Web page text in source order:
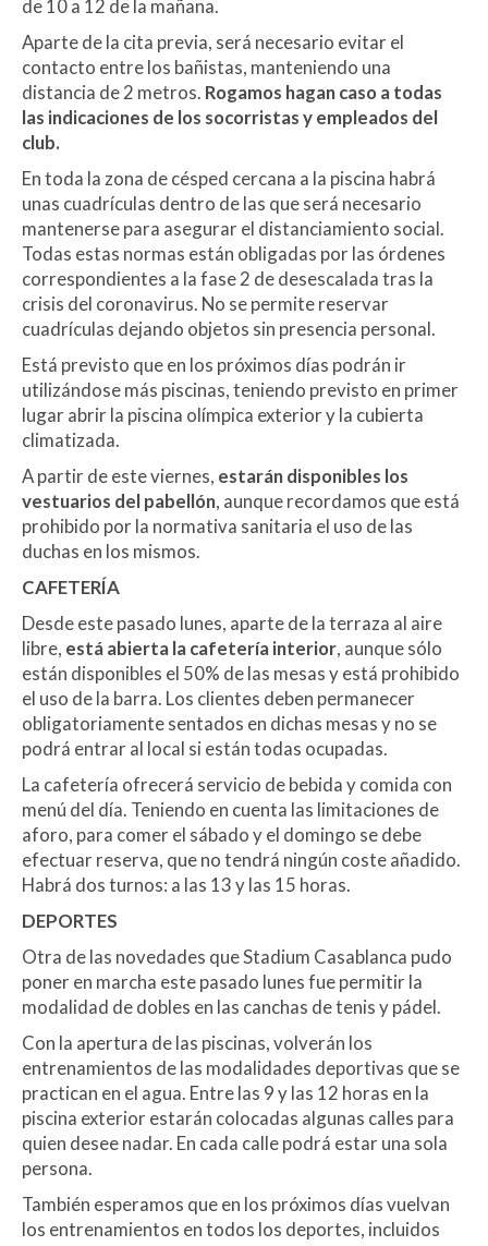
de 10 a 12 de la mañana.
Aparte de la cita previa, será necesario evitar el
contacto entre los bañistas, manteniendo una
distancia de 2 metros. Rogamos hagan caso a todas
las indicaciones de los socorristas y empleados del
club.
En toda la zona de césped cercana a la piscina habrá
unas cuadrículas dentro de las que será necesario
mantenerse para asegurar el distanciamiento social.
Todas estas normas están obligadas por las órdenes
correspondientes a la fase 2 de desescalada tras la
crisis del coronavirus. No se permite reservar
cuadrículas dejando objetos sin presencia personal.
Está previsto que en los próximos días podrán ir
utilizándose más piscinas, teniendo previsto en primer
lugar abrir la piscina olímpica exterior y la cubierta
climatizada.
A partir de este viernes, estarán disponibles los
vestuarios del pabellón, aunque recordamos que está
prohibido por la normativa sanitaria el uso de las
duchas en los mismos.
CAFETERÍA
Desde este pasado lunes, aparte de la terraza al aire
libre, está abierta la cafetería interior, aunque sólo
están disponibles el 50% de las mesas y está prohibido
el uso de la barra. Los clientes deben permanecer
obligatoriamente sentados en dichas mesas y no se
podrá entrar al local si están todas ocupadas.
La cafetería ofrecerá servicio de bebida y comida con
menú del día. Teniendo en cuenta las limitaciones de
aforo, para comer el sábado y el domingo se debe
efectuar reserva, que no tendrá ningún coste añadido.
Habrá dos turnos: a las 13 y las 15 horas.
DEPORTES
Otra de las novedades que Stadium Casablanca pudo
poner en marcha este pasado lunes fue permitir la
modalidad de dobles en las canchas de tenis y pádel.
Con la apertura de las piscinas, volverán los
entrenamientos de las modalidades deportivas que se
practican en el agua. Entre las 9 y las 12 horas en la
piscina exterior estarán colocadas algunas calles para
quien desee nadar. En cada calle podrá estar una sola
persona.
También esperamos que en los próximos días vuelvan
los entrenamientos en todos los deportes, incluidos